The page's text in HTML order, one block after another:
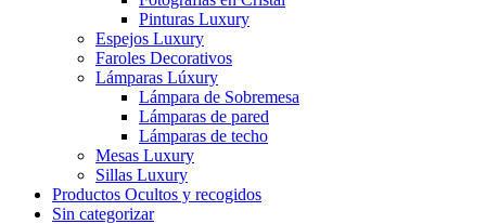
Pinturas Luxury
Espejos Luxury
Faroles Decorativos
Lámparas Lúxury
Lámpara de Sobremesa
Lámparas de pared
Lámparas de techo
Mesas Luxury
Sillas Luxury
Productos Ocultos y recogidos
Sin categorizar